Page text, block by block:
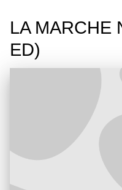
LA MARCHE
ED)